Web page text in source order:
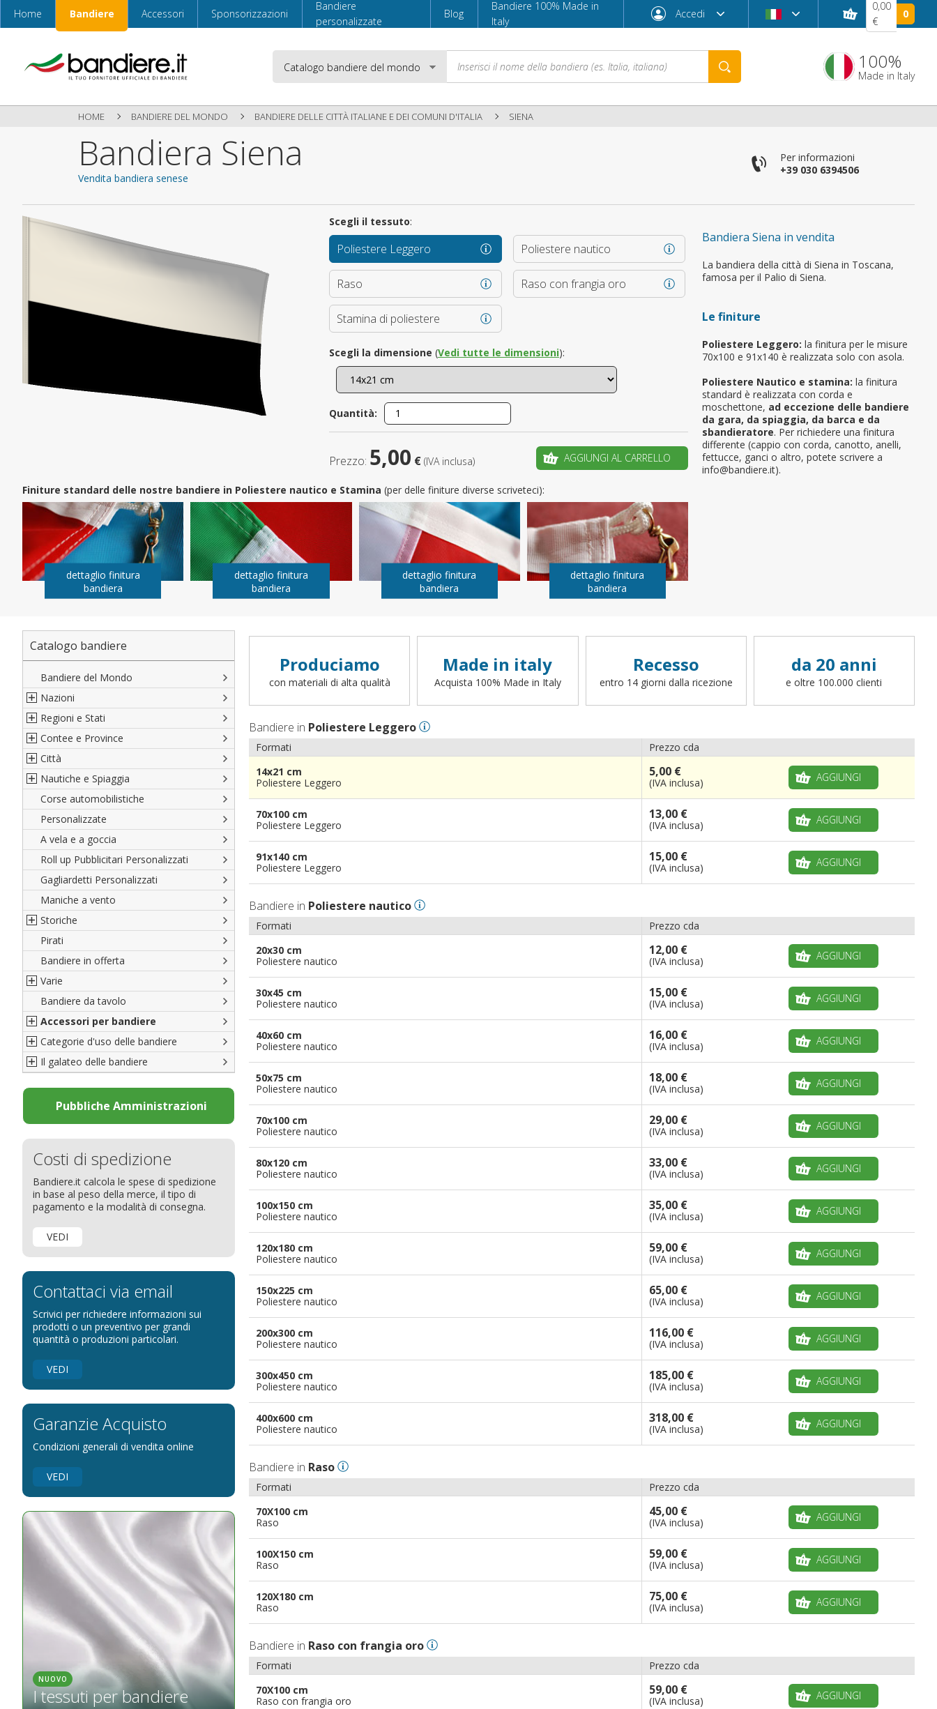
Home Bandiere Accessori Sponsorizzazioni
Bandiere
personalizzate
Blog
Bandiere 100% Made in
Italy
Accedi
Accedi
È il tuo primo ordine?
CREA UN NUOVO ACCOUNT
0,00
€
0
100%
Made in Italy
HOME BANDIERE DEL MONDO BANDIERE DELLE CITTÀ ITALIANE E DEI COMUNI D'ITALIA SIENA
Bandiera Siena
Vendita bandiera senese
Per informazioni
+39 030 6394506
Bandiera Siena in vendita
La bandiera della città di Siena in Toscana,
famosa per il Palio di Siena.
Le finiture
Poliestere Leggero: la finitura per le misure
70x100 e 91x140 è realizzata solo con asola.
Poliestere Nautico e stamina: la finitura
standard è realizzata con corda e
moschettone, ad eccezione delle bandiere
da gara, da spiaggia, da barca e da
sbandieratore. Per richiedere una finitura
differente (cappio con corda, canotto, anelli,
fettucce, ganci o altro, potete scrivere a
info@bandiere.it).
Scegli il tessuto:
Poliestere Leggero Poliestere nautico
Raso Raso con frangia oro
Stamina di poliestere
Scegli la dimensione (Vedi tutte le dimensioni):
Quantità:
Prezzo: 5,00 € (IVA inclusa) AGGIUNGI AL CARRELLO
Finiture standard delle nostre bandiere in Poliestere nautico e Stamina (per delle finiture diverse scriveteci):
dettaglio finitura
bandiera
dettaglio finitura
bandiera
dettaglio finitura
bandiera
dettaglio finitura
bandiera
Catalogo bandiere
Bandiere del Mondo
Nazioni
Nord America
Sud America
Europa
Africa
Asia
Oceania
Regioni e Stati
Regioni italiane
Territori Italiani
Stati USA
Francesi
Spagnole
Austriache
Tedesche
Regioni varie
Contee e Province
Cantoni Svizzeri
Province Italiane
Province Spagnole
Francia d'oltremare
Territori britannici d'oltremare
Varie Province del Mondo
Città
Città Italiane
Città spagnole
Città francesi
Città del mondo
Nautiche e Spiaggia
Militari e Mercantili
Codice internazionale nautico
Gran Pavese
Da spiaggia
Di cortesia
Corse automobilistiche
Personalizzate
A vela e a goccia
Roll up Pubblicitari Personalizzati
Gagliardetti Personalizzati
Maniche a vento
Storiche
Italiane
Porte di Milano
Francesi
Americane
Britanniche
Resto del Mondo
Pirati
Bandiere in offerta
Varie
Bandiere del CICAP - Think Deep
Bandiere di Orgoglio Bresciano
Organizzazioni internazionali
Diplomatiche
Bandiere Pubblicitarie
Natale e altre festività
Bandiere etniche e religiose
Bandiere da tavolo
Accessori per bandiere
Accessori per bandiere
Accessori per bandiere da tavolo
Categorie d'uso delle bandiere
Bandiere segnavento
Bandiere per sbandieratori
Bandiere per barche
Bandiere per hotel
Bandiere per eventi
Bandiere per biciclette
Bandiere per autosaloni
Bandiere Palio
Bandiere per enti pubblici
Bandiere per riserve naturali e parchi
Bandiere per musicisti
Bandiere per feste
pennoni per bandiere
Il galateo delle bandiere
La bandiera
Come disporre le bandiere
Dimensioni delle bandiere
Come piegare il tricolore
Pubbliche Amministrazioni
Costi di spedizione
Bandiere.it calcola le spese di spedizione
in base al peso della merce, il tipo di
pagamento e la modalità di consegna.
VEDI
Contattaci via email
Scrivici per richiedere informazioni sui
prodotti o un preventivo per grandi
quantità o produzioni particolari.
VEDI
Garanzie Acquisto
Condizioni generali di vendita online
VEDI
NUOVO
I tessuti per bandiere
Produciamo
con materiali di alta qualità
Made in italy
Acquista 100% Made in Italy
Recesso
entro 14 giorni dalla ricezione
da 20 anni
e oltre 100.000 clienti
Bandiere in Poliestere Leggero
Formati
Prezzo cda
14x21 cm
Poliestere Leggero
5,00 €
(IVA inclusa) AGGIUNGI
70x100 cm
Poliestere Leggero
13,00 €
(IVA inclusa) AGGIUNGI
91x140 cm
Poliestere Leggero
15,00 €
(IVA inclusa) AGGIUNGI
Bandiere in Poliestere nautico
Formati
Prezzo cda
20x30 cm
Poliestere nautico
12,00 €
(IVA inclusa) AGGIUNGI
30x45 cm
Poliestere nautico
15,00 €
(IVA inclusa) AGGIUNGI
40x60 cm
Poliestere nautico
16,00 €
(IVA inclusa) AGGIUNGI
50x75 cm
Poliestere nautico
18,00 €
(IVA inclusa) AGGIUNGI
70x100 cm
Poliestere nautico
29,00 €
(IVA inclusa) AGGIUNGI
80x120 cm
Poliestere nautico
33,00 €
(IVA inclusa) AGGIUNGI
100x150 cm
Poliestere nautico
35,00 €
(IVA inclusa) AGGIUNGI
120x180 cm
Poliestere nautico
59,00 €
(IVA inclusa) AGGIUNGI
150x225 cm
Poliestere nautico
65,00 €
(IVA inclusa) AGGIUNGI
200x300 cm
Poliestere nautico
116,00 €
(IVA inclusa) AGGIUNGI
300x450 cm
Poliestere nautico
185,00 €
(IVA inclusa) AGGIUNGI
400x600 cm
Poliestere nautico
318,00 €
(IVA inclusa) AGGIUNGI
Bandiere in Raso
Formati
Prezzo cda
70X100 cm
Raso
45,00 €
(IVA inclusa) AGGIUNGI
100X150 cm
Raso
59,00 €
(IVA inclusa) AGGIUNGI
120X180 cm
Raso
75,00 €
(IVA inclusa) AGGIUNGI
Bandiere in Raso con frangia oro
Formati
Prezzo cda
70X100 cm
Raso con frangia oro
59,00 €
(IVA inclusa) AGGIUNGI